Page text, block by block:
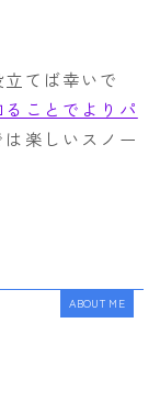
てば幸いで
ことでよりパ
は楽しいスノー
ABOUT ME